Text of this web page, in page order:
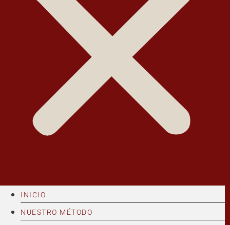
INICIO
NUESTRO MÉTODO